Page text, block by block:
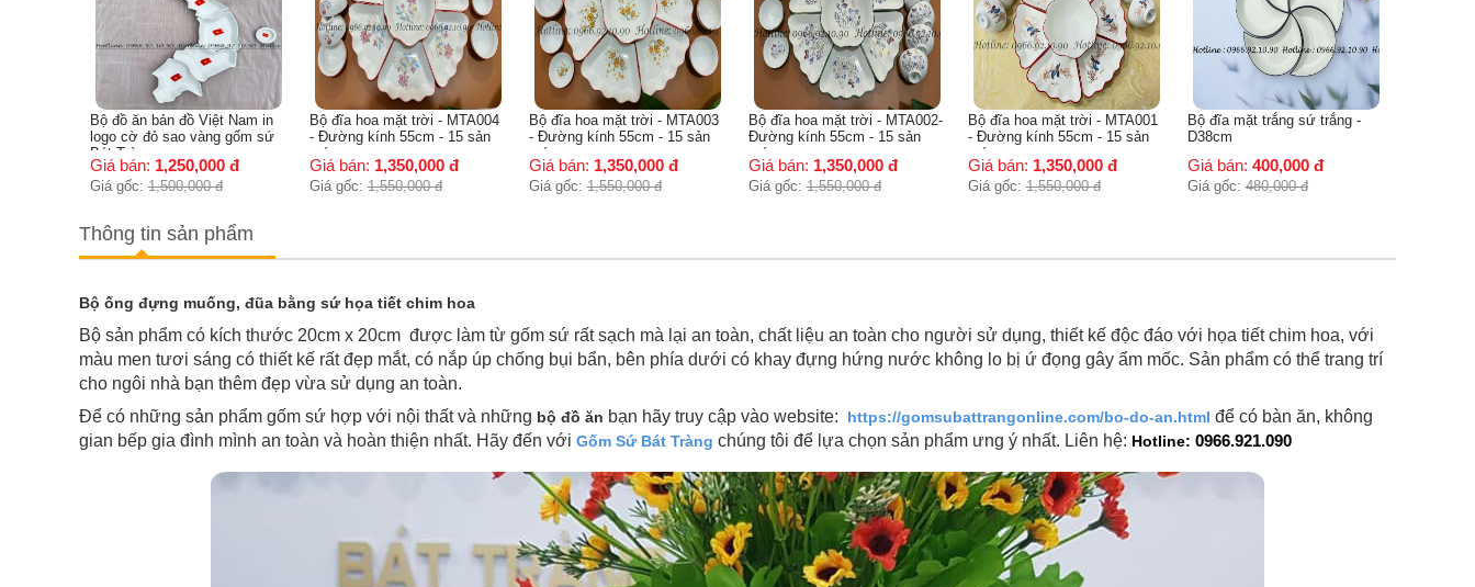
Bộ đồ ăn bản đồ Việt Nam in
logo cờ đỏ sao vàng gốm sứ
Bát Tràng
Giá bán: 1,250,000 đ
Giá gốc: 1,500,000 đ
Bộ đĩa hoa mặt trời - MTA004
- Đường kính 55cm - 15 sản
món
Giá bán: 1,350,000 đ
Giá gốc: 1,550,000 đ
Bộ đĩa hoa mặt trời - MTA003
- Đường kính 55cm - 15 sản
món
Giá bán: 1,350,000 đ
Giá gốc: 1,550,000 đ
Bộ đĩa hoa mặt trời - MTA002-
Đường kính 55cm - 15 sản
món
Giá bán: 1,350,000 đ
Giá gốc: 1,550,000 đ
Bộ đĩa hoa mặt trời - MTA001
- Đường kính 55cm - 15 sản
món
Giá bán: 1,350,000 đ
Giá gốc: 1,550,000 đ
Bộ đĩa mặt trắng sứ trắng -
D38cm
Giá bán: 400,000 đ
Giá gốc: 480,000 đ
Thông tin sản phẩm
Bộ ống đựng muống, đũa bằng sứ họa tiết chim hoa
Bộ sản phẩm có kích thước 20cm x 20cm được làm từ gốm sứ rất sạch mà lại an toàn, chất liệu an toàn cho người sử dụng, thiết kế độc đáo với họa tiết chim hoa, với
màu men tươi sáng có thiết kế rất đẹp mắt, có nắp úp chống bụi bẩn, bên phía dưới có khay đựng hứng nước không lo bị ứ đọng gây ẩm mốc. Sản phẩm có thể trang trí
cho ngôi nhà bạn thêm đẹp vừa sử dụng an toàn.
Để có những sản phẩm gốm sứ hợp với nội thất và những bộ đồ ăn bạn hãy truy cập vào website: https://gomsubattrangonline.com/bo-do-an.html để có bàn ăn, không
gian bếp gia đình mình an toàn và hoàn thiện nhất. Hãy đến với Gốm Sứ Bát Tràng chúng tôi để lựa chọn sản phẩm ưng ý nhất. Liên hệ: Hotline: 0966.921.090